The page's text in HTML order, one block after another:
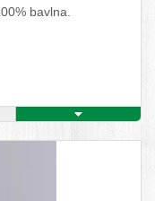
bavlna.
PRODUKT
KÚPIŤ